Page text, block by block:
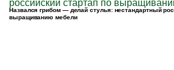
Назвался грибом — делай стулья: нестандартный
выращиванию мебели